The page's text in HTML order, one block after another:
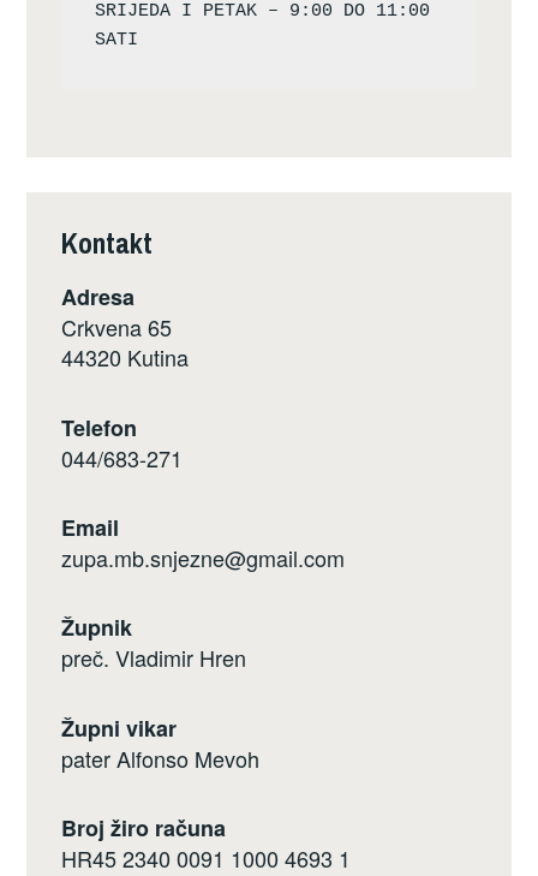
SRIJEDA I PETAK – 9:00 DO 11:00
Kontakt
Adresa
Crkvena 65
44320 Kutina
Telefon
044/683-271
Email
zupa.mb.snjezne@gmail.com
Župnik
preč. Vladimir Hren
Župni vikar
pater Alfonso Mevoh
Broj žiro računa
HR45 2340 0091 1000 4693 1